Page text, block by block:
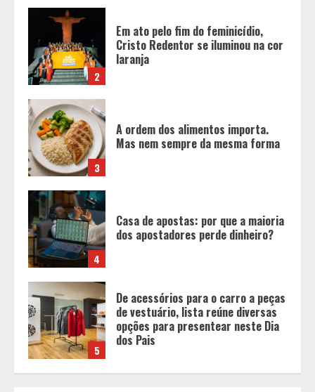
3
A ordem dos alimentos importa.
Mas nem sempre da mesma forma
4
Casa de apostas: por que a maioria
dos apostadores perde dinheiro?
5
de vestuário, lista reúne diversas
opções para presentear neste Dia
1
BH será a Capital da Cachaça com a
Expocachaça